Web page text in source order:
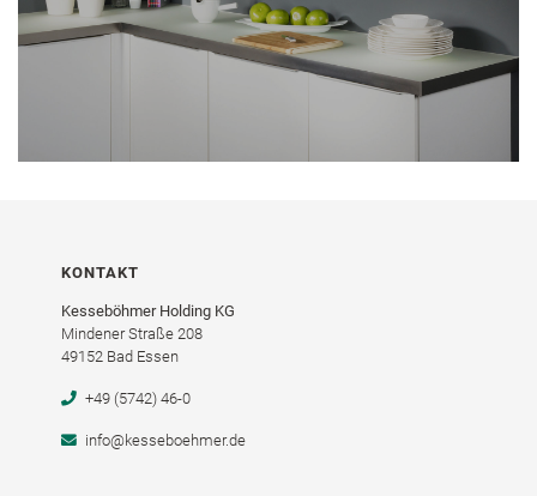
KONTAKT
Kesseböhmer Holding KG
Mindener Straße 208
49152 Bad Essen
+49 (5742) 46-0
info@kesseboehmer.de